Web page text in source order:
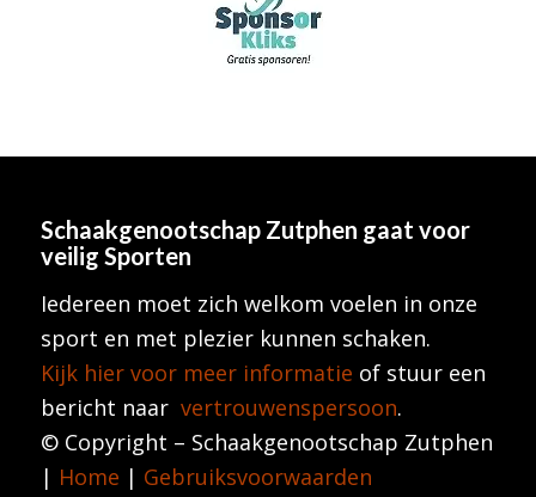
Schaakgenootschap Zutphen gaat voor
veilig Sporten
Iedereen moet zich welkom voelen in onze
sport en met plezier kunnen schaken.
Kijk hier voor meer informatie of stuur een
bericht naar vertrouwenspersoon.
© Copyright – Schaakgenootschap Zutphen
| Home | Gebruiksvoorwaarden